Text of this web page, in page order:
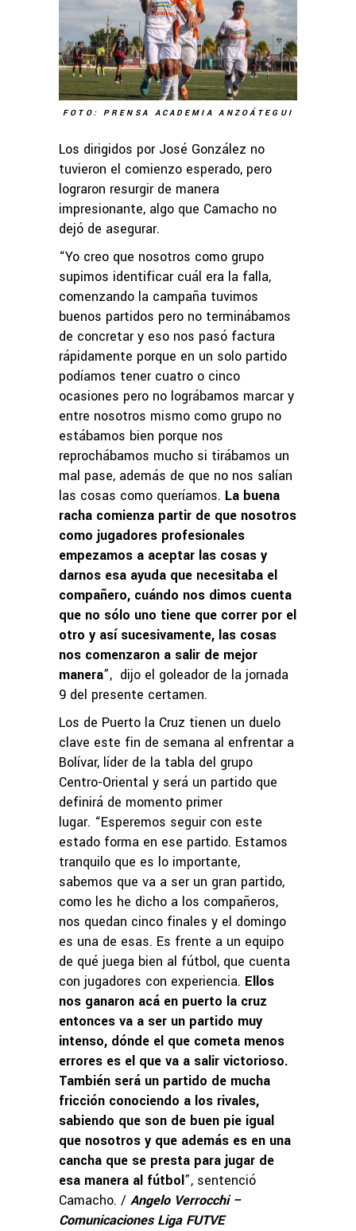
FOTO: PRENSA ACADEMIA ANZOÁTEGUI
Los dirigidos por José González no
tuvieron el comienzo esperado, pero
lograron resurgir de manera
impresionante, algo que Camacho no
dejó de asegurar.
“Yo creo que nosotros como grupo
supimos identificar cuál era la falla,
comenzando la campaña tuvimos
buenos partidos pero no terminábamos
de concretar y eso nos pasó factura
rápidamente porque en un solo partido
podíamos tener cuatro o cinco
ocasiones pero no lográbamos marcar y
entre nosotros mismo como grupo no
estábamos bien porque nos
reprochábamos mucho si tirábamos un
mal pase, además de que no nos salían
las cosas como queríamos. La buena
racha comienza partir de que nosotros
como jugadores profesionales
empezamos a aceptar las cosas y
darnos esa ayuda que necesitaba el
compañero, cuándo nos dimos cuenta
que no sólo uno tiene que correr por el
otro y así sucesivamente, las cosas
nos comenzaron a salir de mejor
manera”, dijo el goleador de la jornada
9 del presente certamen.
Los de Puerto la Cruz tienen un duelo
clave este fin de semana al enfrentar a
Bolívar, líder de la tabla del grupo
Centro-Oriental y será un partido que
definirá de momento primer
lugar. “Esperemos seguir con este
estado forma en ese partido. Estamos
tranquilo que es lo importante,
sabemos que va a ser un gran partido,
como les he dicho a los compañeros,
nos quedan cinco finales y el domingo
es una de esas. Es frente a un equipo
de qué juega bien al fútbol, que cuenta
con jugadores con experiencia. Ellos
nos ganaron acá en puerto la cruz
entonces va a ser un partido muy
intenso, dónde el que cometa menos
errores es el que va a salir victorioso.
También será un partido de mucha
fricción conociendo a los rivales,
sabiendo que son de buen pie igual
que nosotros y que además es en una
cancha que se presta para jugar de
esa manera al fútbol”, sentenció
Camacho. / Angelo Verrocchi –
Comunicaciones Liga FUTVE